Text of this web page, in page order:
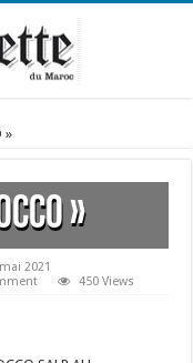
»
»
2021
450 Views